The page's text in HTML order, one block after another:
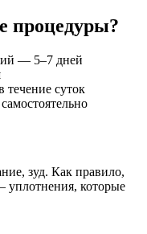
процедуры?
— 5–7 дней
течение суток
зуд. Как правило,
уплотнения, которые